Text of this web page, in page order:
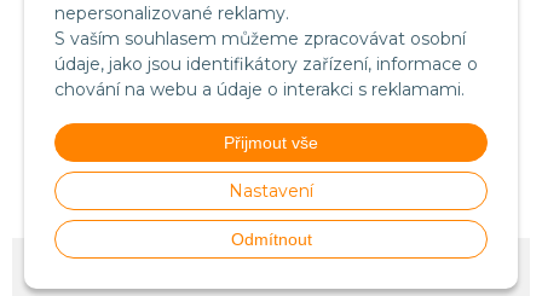
nepersonalizované reklamy.
S vaším souhlasem můžeme zpracovávat osobní
údaje, jako jsou identifikátory zařízení, informace o
chování na webu a údaje o interakci s reklamami.
Přijmout vše
Nastavení
Odmítnout
Food Safety System Certification FSSC 22000
(English version)
© 2026 Stillmass-Nutrition.CZ •NextShop&e-shop Pohoda Connector